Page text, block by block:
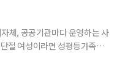
처하는 데 어려움을 겪을 수
체, 공공기관마다 운영하는 사
절 여성이라면 성평등가족부